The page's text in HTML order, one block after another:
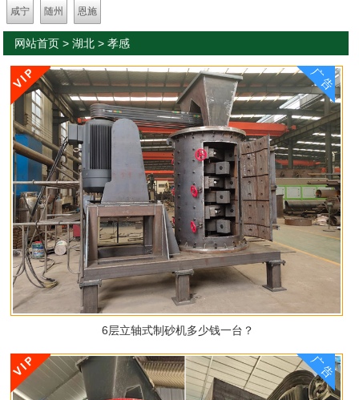
咸宁 随州 恩施
网站首页 >湖北 >孝感
6层立轴式制砂机多少钱一台？